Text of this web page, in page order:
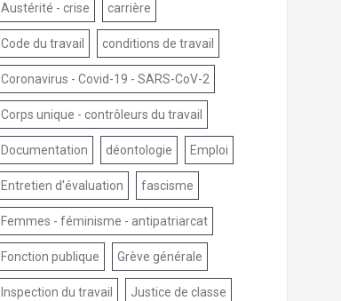
Austérité - crise carrière
Code du travail conditions de travail
Coronavirus - Covid-19 - SARS-CoV-2
Corps unique - contrôleurs du travail
Documentation déontologie Emploi
Entretien d'évaluation fascisme
Femmes - féminisme - antipatriarcat
Fonction publique Grève générale
Inspection du travail Justice de classe